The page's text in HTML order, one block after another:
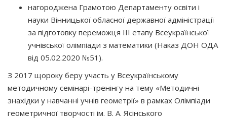
нагороджена Грамотою Департаменту освіти і
науки Вінницької обласної державної адміністрації
за підготовку переможця ІІІ етапу Всеукраїнської
учнівської олімпіади з математики (Наказ ДОН ОДА
від 05.02.2020 №51).
З 2017 щороку беру участь у Всеукраїнському
методичному семінарі-тренінгу на тему «Методичні
знахідки у навчанні учнів геометрії» в рамках Олімпіади
геометричної творчості ім. В. А. Ясінського